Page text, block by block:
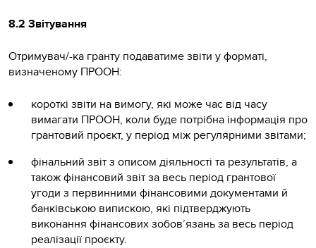
8.2 Звітування
Отримувач/-ка гранту подаватиме звіти у форматі,
визначеному ПРООН:
короткі звіти на вимогу, які може час від часу
вимагати ПРООН, коли буде потрібна інформація про
грантовий проєкт, у період між регулярними звітами;
фінальний звіт з описом діяльності та результатів, а
також фінансовий звіт за весь період грантової
угоди з первинними фінансовими документами й
банківською випискою, які підтверджують
виконання фінансових зобов’язань за весь період
реалізації проєкту.